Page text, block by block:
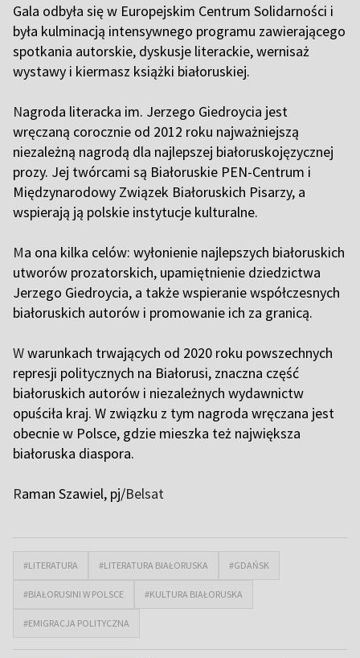
Gala odbyła się w Europejskim Centrum Solidarności i
była kulminacją intensywnego programu zawierającego
spotkania autorskie, dyskusje literackie, wernisaż
wystawy i kiermasz książki białoruskiej.
Nagroda literacka im. Jerzego Giedroycia jest
wręczaną corocznie od 2012 roku najważniejszą
niezależną nagrodą dla najlepszej białoruskojęzycznej
prozy. Jej twórcami są Białoruskie PEN-Centrum i
Międzynarodowy Związek Białoruskich Pisarzy, a
wspierają ją polskie instytucje kulturalne.
Ma ona kilka celów: wyłonienie najlepszych białoruskich
utworów prozatorskich, upamiętnienie dziedzictwa
Jerzego Giedroycia, a także wspieranie współczesnych
białoruskich autorów i promowanie ich za granicą.
Wwarunkach trwających od 2020 roku powszechnych
represji politycznych na Białorusi, znaczna część
białoruskich autorów i niezależnych wydawnictw
opuściła kraj. W związku z tym nagroda wręczana jest
obecnie w Polsce, gdzie mieszka też największa
białoruska diaspora.
Raman Szawiel, pj/Belsat
#LITERATURA #LITERATURA BIAŁORUSKA #GDAŃSK
#BIAŁORUSINI W POLSCE #KULTURA BIAŁORUSKA
#EMIGRACJA POLITYCZNA